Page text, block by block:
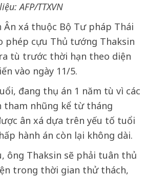
liệu: AFP/TTXVN
Ân xá thuộc Bộ Tư pháp Thái
phép cựu Thủ tướng Thaksin
tù trước thời hạn theo diện
vào ngày 11/5.
đang thụ án 1 năm tù vì các
tham nhũng kể từ tháng
ân xá dựa trên yếu tố tuổi
hành án còn lại không dài.
ông Thaksin sẽ phải tuân thủ
trong thời gian thử thách,